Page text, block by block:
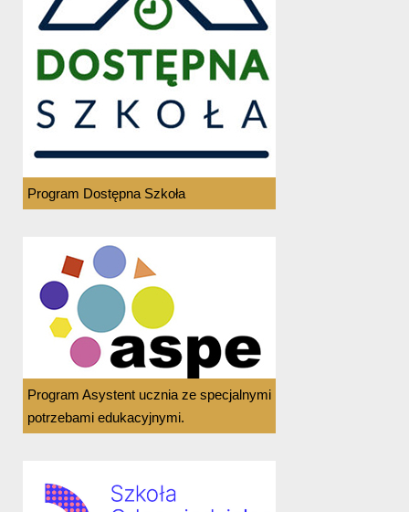
Program Dostępna Szkoła
Program Asystent ucznia ze specjalnymi
potrzebami edukacyjnymi.